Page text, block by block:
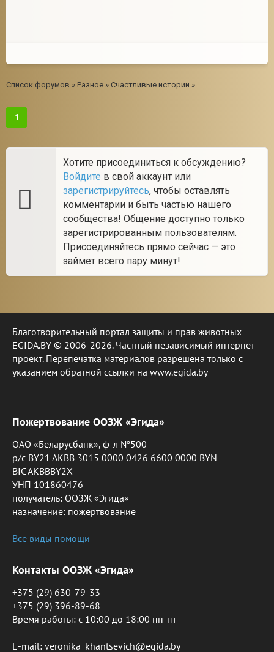
Список форумов » Разное » Счастливые истории »
1
Хотите присоединиться к обсуждению?
Войдите в свой аккаунт или
зарегистрируйтесь, чтобы оставлять
комментарии и быть частью нашего
сообщества! Общение доступно только
зарегистрированным пользователям.
Присоединяйтесь прямо сейчас — это
займет всего пару минут!
Благотворительный портал защиты и прав животных
EGIDA.BY © 2006-2026. Частный независимый интернет-
проект. Перепечатка материалов разрешена только с
указанием обратной ссылки на www.egida.by
Пожертвование ООЗЖ «Эгида»
ОАО «Беларусбанк», ф-л №500
р/с BY21 AKBB 3015 0000 0426 6600 0000 BYN
BIC AKBBBY2X
УНП 101860476
получатель: ООЗЖ «Эгида»
назначение: пожертвование
Все виды помощи
Контакты ООЗЖ «Эгида»
+375 (29) 630-79-33
+375 (29) 396-89-68
Время работы: c 10:00 до 18:00 пн-пт
E-mail: veronika_khantsevich@egida.by